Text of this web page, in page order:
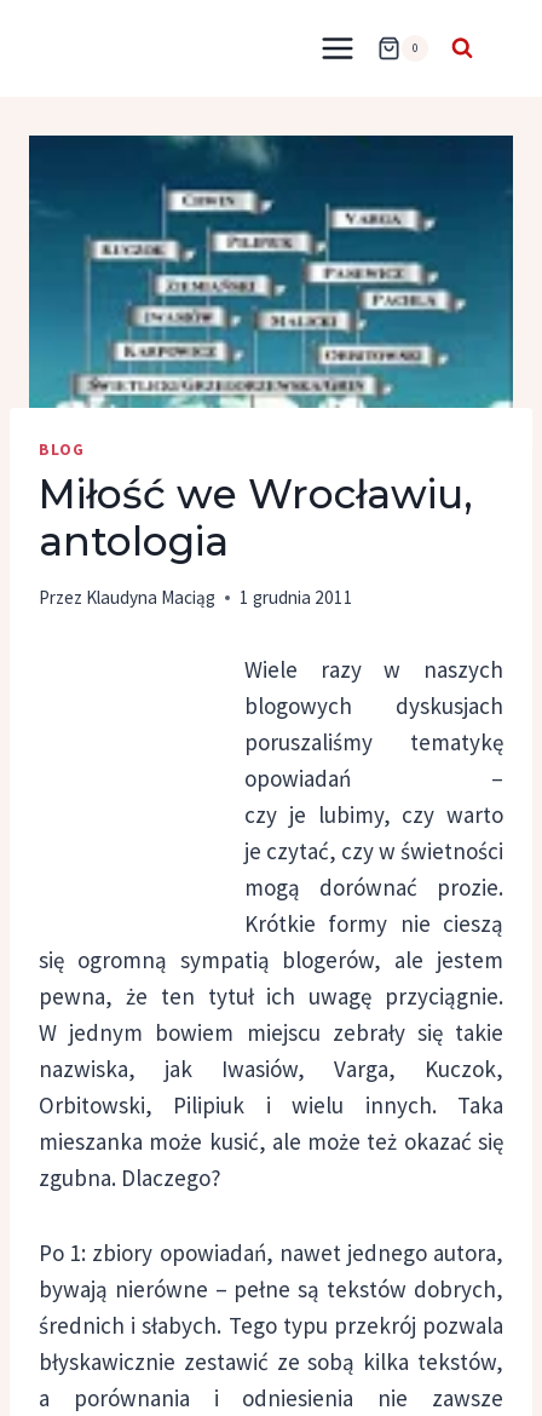
0
BLOG
Miłość we Wrocławiu,
antologia
Przez Klaudyna Maciąg 1 grudnia 2011
Wiele razy w naszych
blogowych dyskusjach
poruszaliśmy tematykę
opowiadań –
czy je lubimy, czy warto
je czytać, czy w świetności
mogą dorównać prozie.
Krótkie formy nie cieszą
się ogromną sympatią blogerów, ale jestem
pewna, że ten tytuł ich uwagę przyciągnie.
W jednym bowiem miejscu zebrały się takie
nazwiska, jak Iwasiów, Varga, Kuczok,
Orbitowski, Pilipiuk i wielu innych. Taka
mieszanka może kusić, ale może też okazać się
zgubna. Dlaczego?
Po 1: zbiory opowiadań, nawet jednego autora,
bywają nierówne – pełne są tekstów dobrych,
średnich i słabych. Tego typu przekrój pozwala
błyskawicznie zestawić ze sobą kilka tekstów,
a porównania i odniesienia nie zawsze